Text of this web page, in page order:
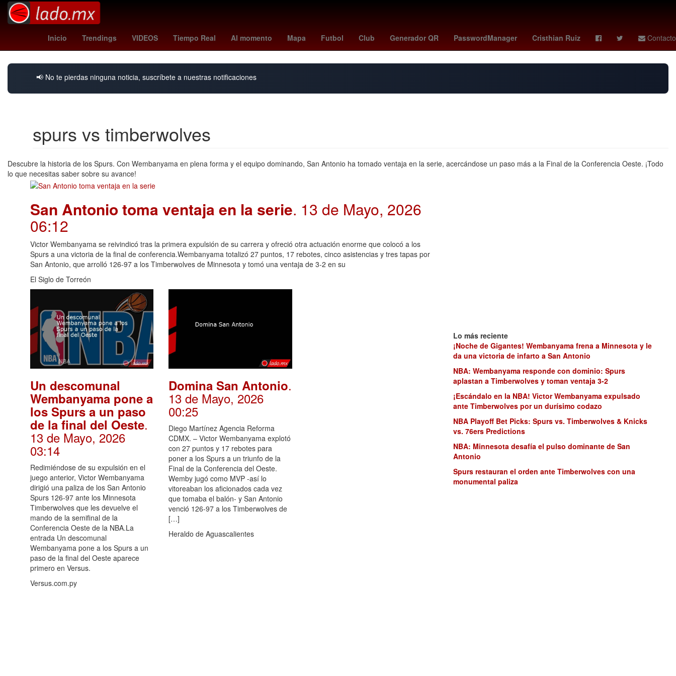
Inicio Trendings VIDEOS Tiempo Real Al momento Mapa Futbol Club Generador QR PasswordManager Cristhian Ruiz Contacto
Selección de fútbol de El Salvador Gas volcánico rangers - yankees Puebla de Zaragoza Denuncia atlas - tigres España frankfurt - wolfsburg China Temporada
📢 No te pierdas ninguna noticia, suscríbete a nuestras notificaciones
spurs vs timberwolves
Descubre la historia de los Spurs. Con Wembanyama en plena forma y el equipo dominando, San Antonio ha tomado ventaja en la serie, acercándose un paso más a la Final de la Conferencia Oeste. ¡Todo
lo que necesitas saber sobre su avance!
San Antonio toma ventaja en la serie. 13 de Mayo, 2026
06:12
Victor Wembanyama se reivindicó tras la primera expulsión de su carrera y ofreció otra actuación enorme que colocó a los
Spurs a una victoria de la final de conferencia.Wembanyama totalizó 27 puntos, 17 rebotes, cinco asistencias y tres tapas por
San Antonio, que arrolló 126-97 a los Timberwolves de Minnesota y tomó una ventaja de 3-2 en su
El Siglo de Torreón
Un descomunal
Wembanyama pone a
los Spurs a un paso
de la final del Oeste.
13 de Mayo, 2026
03:14
Redimiéndose de su expulsión en el
juego anterior, Victor Wembanyama
dirigió una paliza de los San Antonio
Spurs 126-97 ante los Minnesota
Timberwolves que les devuelve el
mando de la semifinal de la
Conferencia Oeste de la NBA.La
entrada Un descomunal
Wembanyama pone a los Spurs a un
paso de la final del Oeste aparece
primero en Versus.
Versus.com.py
Domina San Antonio.
13 de Mayo, 2026
00:25
Diego Martínez Agencia Reforma
CDMX. – Victor Wembanyama explotó
con 27 puntos y 17 rebotes para
poner a los Spurs a un triunfo de la
Final de la Conferencia del Oeste.
Wemby jugó como MVP -así lo
vitoreaban los aficionados cada vez
que tomaba el balón- y San Antonio
venció 126-97 a los Timberwolves de
[…]
Heraldo de Aguascalientes
Lo más reciente
¡Noche de Gigantes! Wembanyama frena a Minnesota y le
da una victoria de infarto a San Antonio
NBA: Wembanyama responde con dominio: Spurs
aplastan a Timberwolves y toman ventaja 3-2
¡Escándalo en la NBA! Victor Wembanyama expulsado
ante Timberwolves por un durísimo codazo
NBA Playoff Bet Picks: Spurs vs. Timberwolves & Knicks
vs. 76ers Predictions
NBA: Minnesota desafía el pulso dominante de San
Antonio
Spurs restauran el orden ante Timberwolves con una
monumental paliza